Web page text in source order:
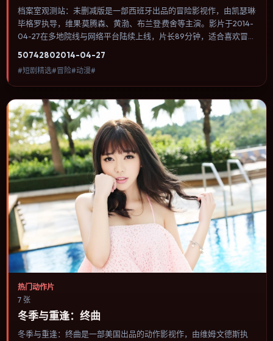
档案室观测站：未删减版是一部西班牙出品的冒险影视作，由凯瑟琳·
毕格罗执导，维果·莫腾森、黄渤、布兰登·费舍等主演。影片于2014-
04-27在多地院线与网络平台陆续上线，片长89分钟，适合喜欢冒险
情节推进，节奏与视听语言统一，可作为休闲观影或类型片补片的选
择。
50742802014-04-27
#短剧精选#冒险#动漫#
热门动作片
7 张
冬季与重逢：终曲
冬季与重逢：终曲是一部美国出品的动作影视作，由维姆·文德斯执